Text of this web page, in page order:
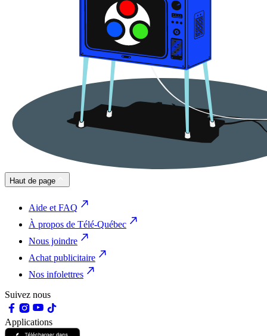
Haut de page
Aide et FAQ
À propos de Télé-Québec
Nous joindre
Achat publicitaire
Nos infolettres
Suivez nous
Applications